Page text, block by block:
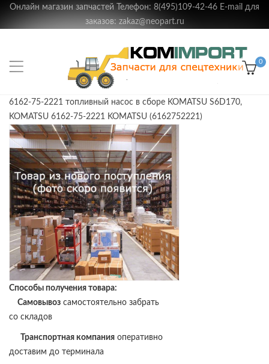
Онлайн магазин запчастей Телефон: 8(495)109-42-46 E-mail для
заказов: zakaz@neopart.ru
0
6162-75-2221 топливный насос в сборе KOMATSU S6D170,
KOMATSU 6162-75-2221 KOMATSU (6162752221)
Способы получения товара:
Самовывоз самостоятельно забрать
со складов
Транспортная компания оперативно
доставим до терминала